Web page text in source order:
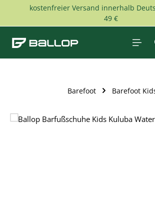
Skip to main content
kostenfreier Versand innerhalb
49 €
Barefoot Barefoot
Skip image gallery